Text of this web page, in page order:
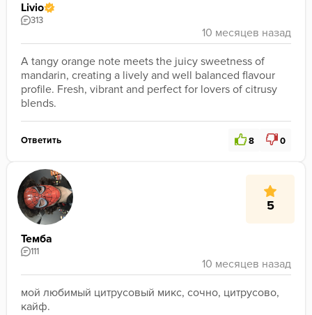
Livio
313
A tangy orange note meets the juicy sweetness of
mandarin, creating a lively and well balanced flavour
profile. Fresh, vibrant and perfect for lovers of citrusy
blends.
Ответить 8 0
5
Темба
111
мой любимый цитрусовый микс, сочно, цитрусово,
кайф.